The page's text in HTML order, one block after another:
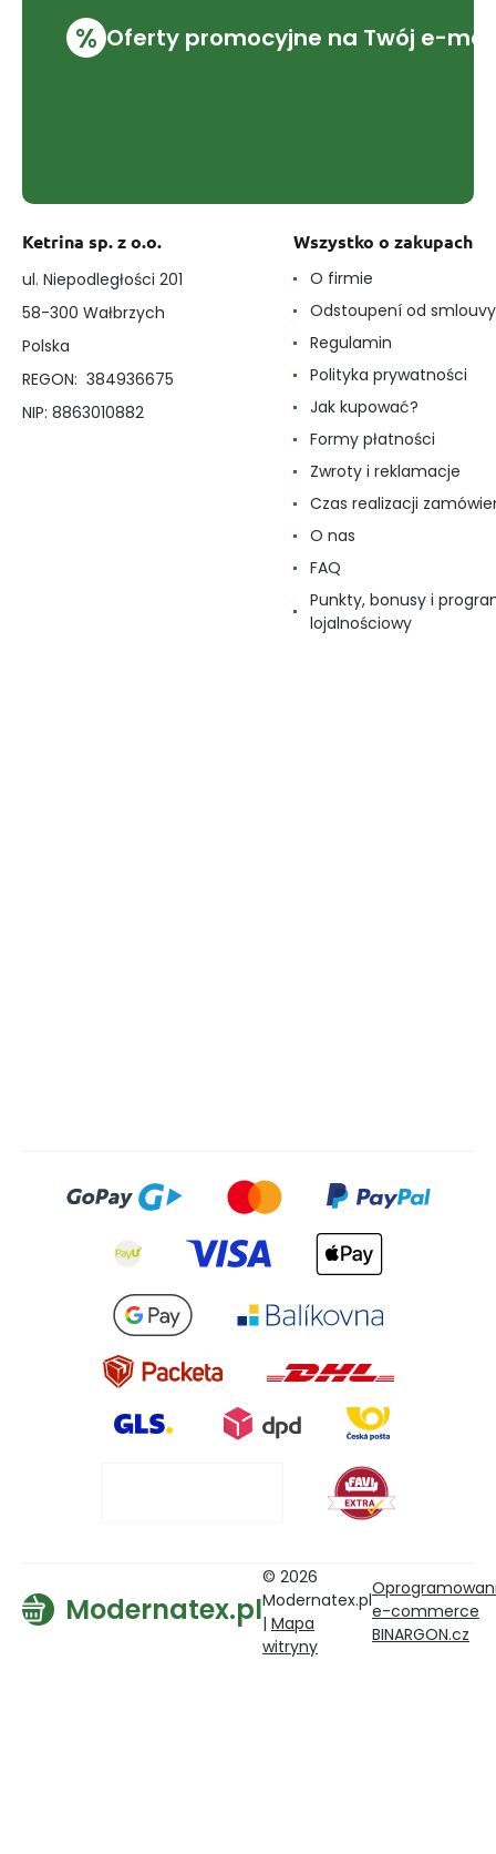
% Oferty promocyjne na Twój e-mail
Ketrina sp. z o.o.
ul. Niepodległości 201
58-300 Wałbrzych
Polska
REGON: 384936675
NIP: 8863010882
Wszystko o zakupach
O firmie
Odstoupení od smlouvy
Regulamin
Polityka prywatności
Jak kupować?
Formy płatności
Zwroty i reklamacje
Czas realizacji
O nas
FAQ
Punkty, bonusy i
lojalnościowy
Modernatex.pl
© 2026
Modernatex.pl
| Mapa
witryny
e-commerce
BINARGON.cz